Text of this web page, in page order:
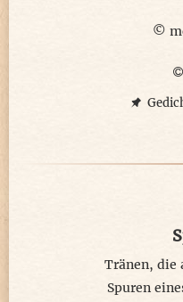
©
Tränen, die
Spuren